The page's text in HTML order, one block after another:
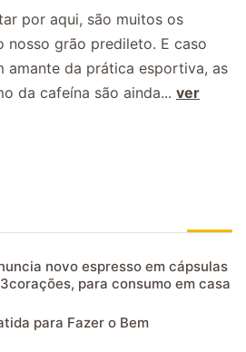
por aqui, são muitos os
nosso grão predileto. E caso
amante da prática esportiva, as
da cafeína são ainda... ver
novo espresso em cápsulas
para consumo em casa
para Fazer o Bem